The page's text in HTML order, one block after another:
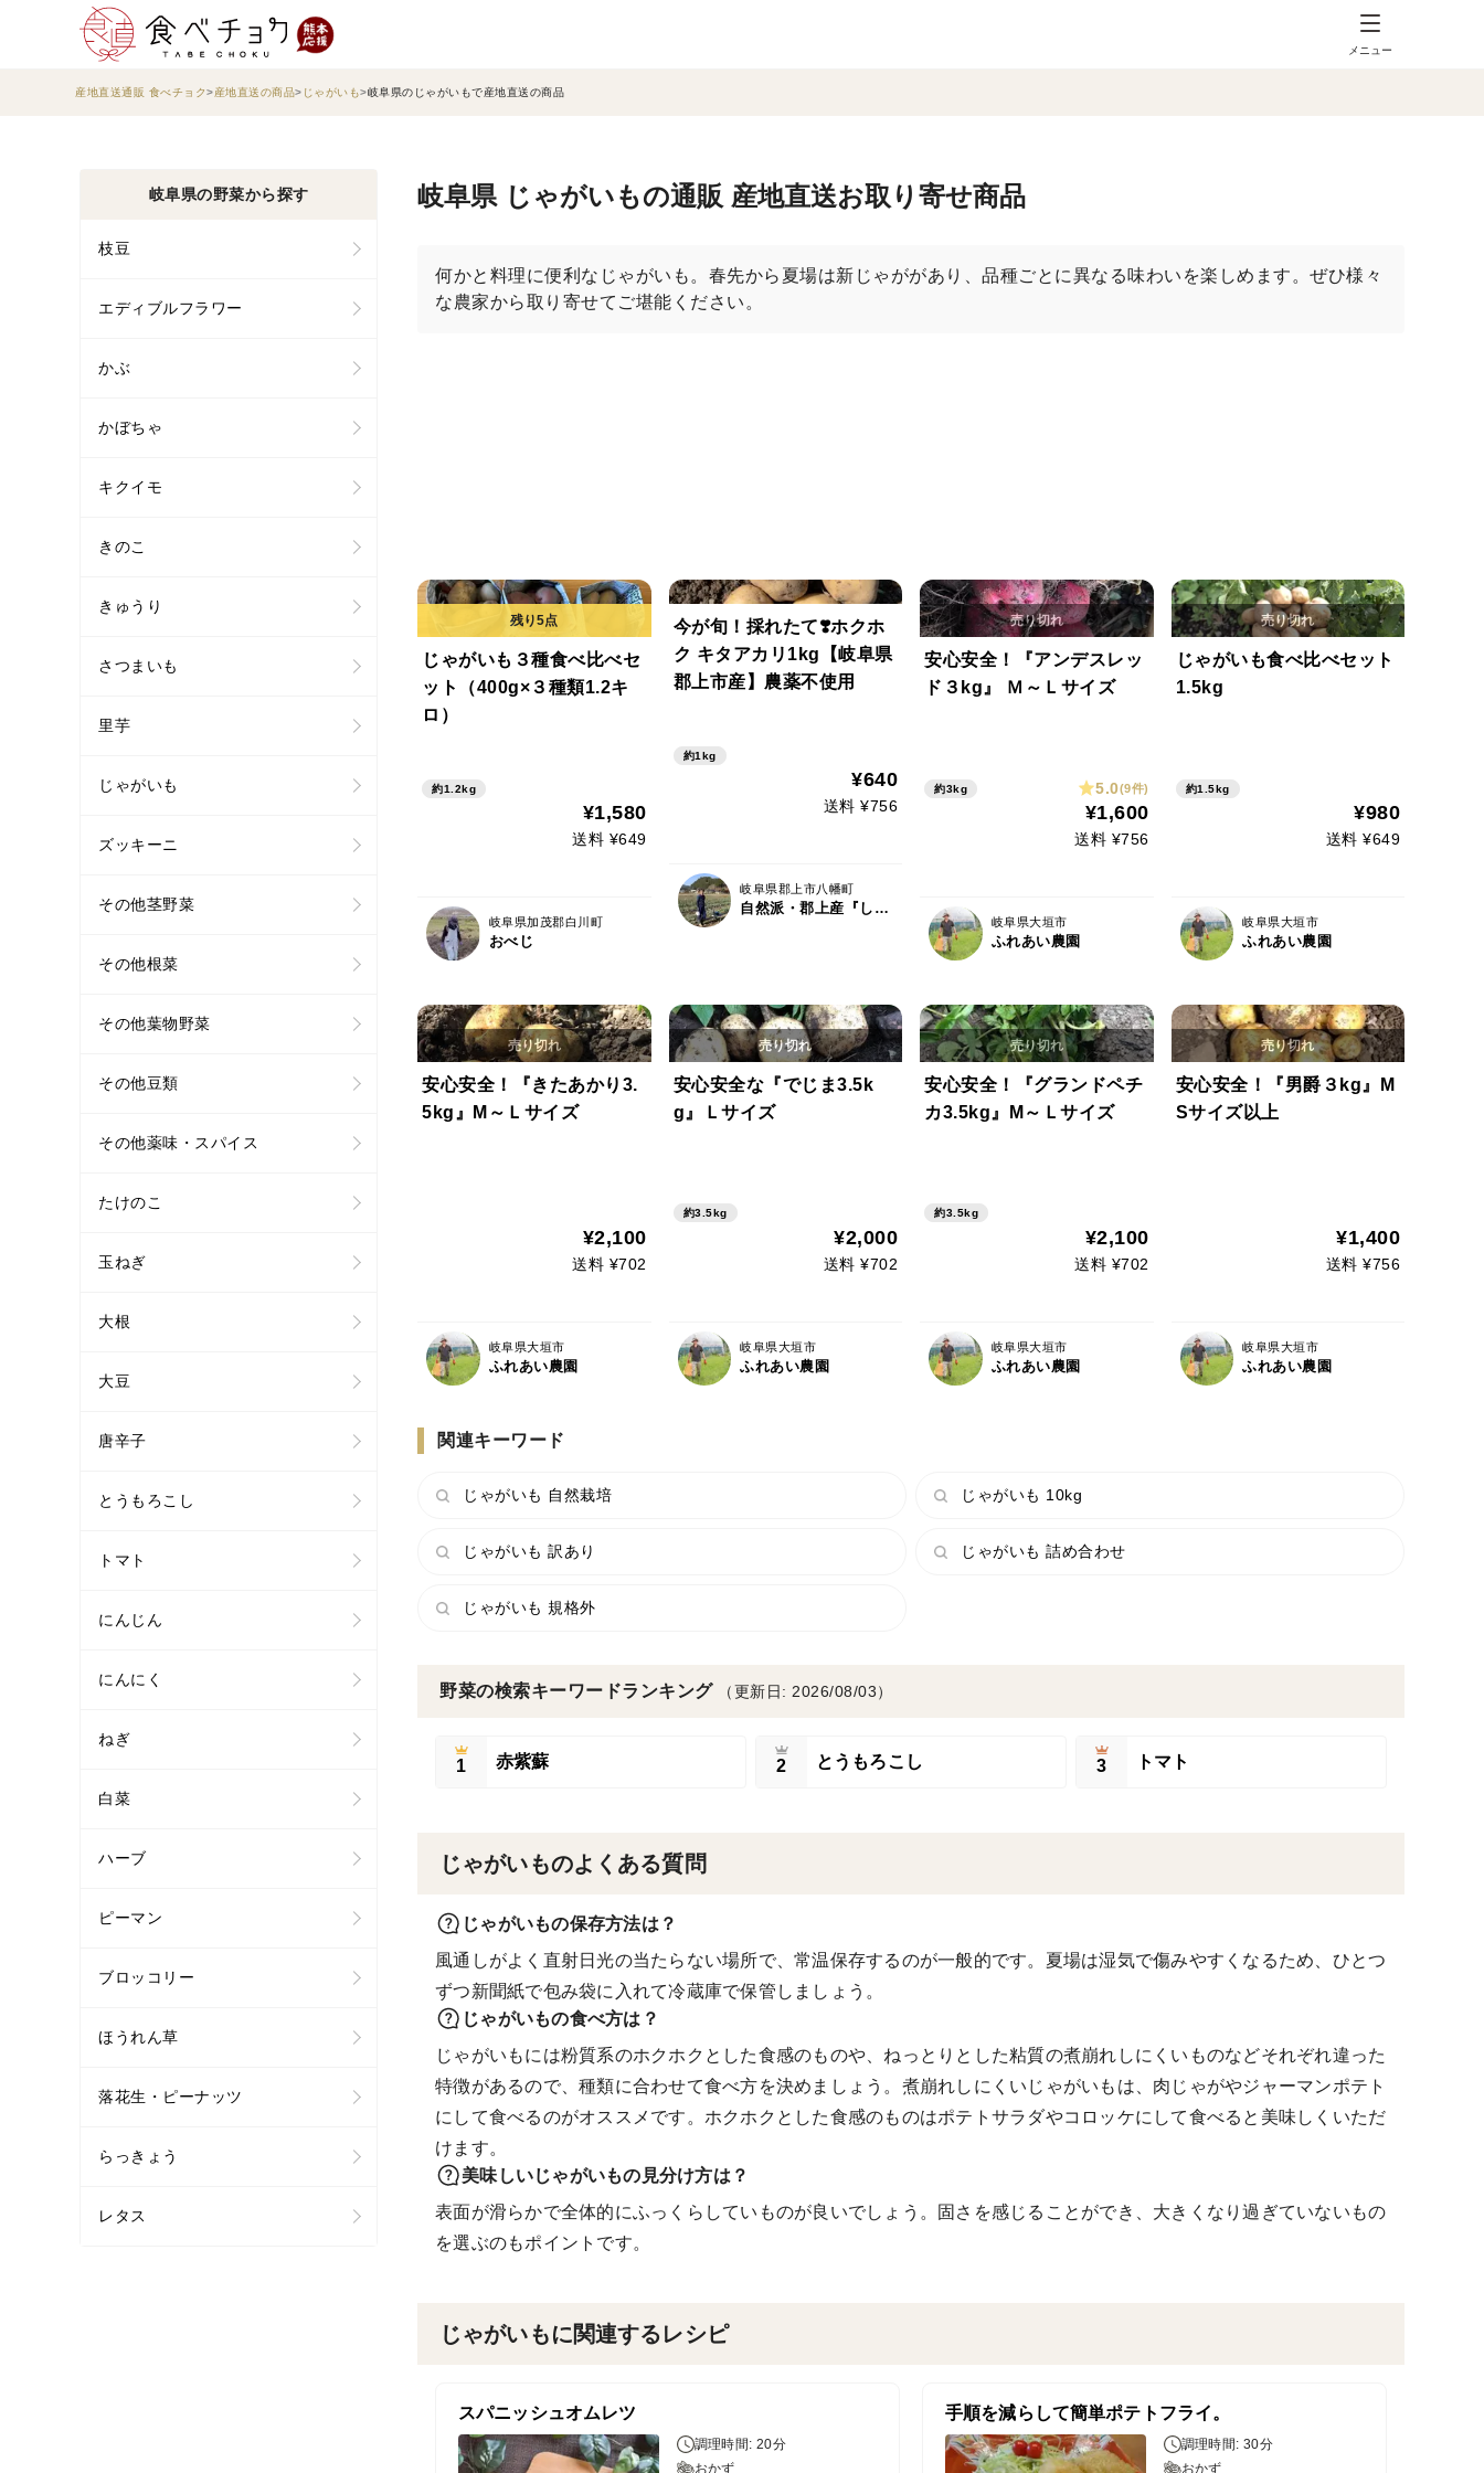
メニュー
産地直送通販 食べチョク 産地直送の商品 じゃがいも 岐阜県のじゃがいもで産地直送の商品
岐阜県 じゃがいもの通販 産地直送お取り寄せ商品
何かと料理に便利なじゃがいも。春先から夏場は新じゃががあり、品種ごとに異なる味わいを楽しめます。ぜひ様々
な農家から取り寄せてご堪能ください。
じゃがいも３種食べ比べセ
ット（400g×３種類1.2キ
ロ）
約1.2kg
¥1,580
送料 ¥649
岐阜県加茂郡白川町
おべじ
今が旬！採れたて❣️ホクホ
ク キタアカリ1kg【岐阜県
郡上市産】農薬不使用
約1kg
¥640
送料 ¥756
岐阜県郡上市八幡町
自然派・郡上産『しばの農園』
安心安全！『アンデスレッ
ド３kg』 Ｍ～Ｌサイズ
約3kg 5.0(9件)
¥1,600
送料 ¥756
岐阜県大垣市
ふれあい農園
じゃがいも食べ比べセット
1.5kg
約1.5kg
¥980
送料 ¥649
岐阜県大垣市
ふれあい農園
安心安全！『きたあかり3.
5kg』M～Ｌサイズ
¥2,100
送料 ¥702
岐阜県大垣市
ふれあい農園
安心安全な『でじま3.5k
g』Ｌサイズ
約3.5kg
¥2,000
送料 ¥702
岐阜県大垣市
ふれあい農園
安心安全！『グランドペチ
カ3.5kg』M～Ｌサイズ
約3.5kg
¥2,100
送料 ¥702
岐阜県大垣市
ふれあい農園
安心安全！『男爵３kg』M
Sサイズ以上
¥1,400
送料 ¥756
岐阜県大垣市
ふれあい農園
関連キーワード
じゃがいも 自然栽培 じゃがいも 10kg
じゃがいも 訳あり じゃがいも 詰め合わせ
じゃがいも 規格外
野菜の検索キーワードランキング （更新日: 2026/08/03）
1 赤紫蘇 2 とうもろこし 3 トマト
じゃがいものよくある質問
じゃがいもの保存方法は？
風通しがよく直射日光の当たらない場所で、常温保存するのが一般的です。夏場は湿気で傷みやすくなるため、ひとつ
ずつ新聞紙で包み袋に入れて冷蔵庫で保管しましょう。
じゃがいもの食べ方は？
じゃがいもには粉質系のホクホクとした食感のものや、ねっとりとした粘質の煮崩れしにくいものなどそれぞれ違った
特徴があるので、種類に合わせて食べ方を決めましょう。煮崩れしにくいじゃがいもは、肉じゃがやジャーマンポテト
にして食べるのがオススメです。ホクホクとした食感のものはポテトサラダやコロッケにして食べると美味しくいただ
けます。
美味しいじゃがいもの見分け方は？
表面が滑らかで全体的にふっくらしていものが良いでしょう。固さを感じることができ、大きくなり過ぎていないもの
を選ぶのもポイントです。
じゃがいもに関連するレシピ
スパニッシュオムレツ
調理時間: 20分
おかず
手順を減らして簡単ポテトフライ。
調理時間: 30分
おかず
岐阜県の野菜から探す
枝豆
エディブルフラワー
かぶ
かぼちゃ
キクイモ
きのこ
きゅうり
さつまいも
里芋
じゃがいも
ズッキーニ
その他茎野菜
その他根菜
その他葉物野菜
その他豆類
その他薬味・スパイス
たけのこ
玉ねぎ
大根
大豆
唐辛子
とうもろこし
トマト
にんじん
にんにく
ねぎ
白菜
ハーブ
ピーマン
ブロッコリー
ほうれん草
落花生・ピーナッツ
らっきょう
レタス